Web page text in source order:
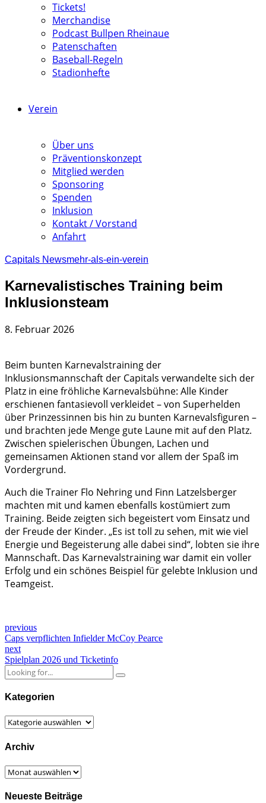
Tickets!
Merchandise
Podcast Bullpen Rheinaue
Patenschaften
Baseball-Regeln
Stadionhefte
Verein
Über uns
Präventionskonzept
Mitglied werden
Sponsoring
Spenden
Inklusion
Kontakt / Vorstand
Anfahrt
Capitals Newsmehr-als-ein-verein
Karnevalistisches Training beim
Inklusionsteam
8. Februar 2026
Beim bunten Karnevalstraining der
Inklusionsmannschaft der Capitals verwandelte sich der
Platz in eine fröhliche Karnevalsbühne: Alle Kinder
erschienen fantasievoll verkleidet – von Superhelden
über Prinzessinnen bis hin zu bunten Karnevalsfiguren –
und brachten jede Menge gute Laune mit auf den Platz.
Zwischen spielerischen Übungen, Lachen und
gemeinsamen Aktionen stand vor allem der Spaß im
Vordergrund.
Auch die Trainer Flo Nehring und Finn Latzelsberger
machten mit und kamen ebenfalls kostümiert zum
Training. Beide zeigten sich begeistert vom Einsatz und
der Freude der Kinder. „Es ist toll zu sehen, mit wie viel
Energie und Begeisterung alle dabei sind“, lobten sie ihre
Mannschaft. Das Karnevalstraining war damit ein voller
Erfolg und ein schönes Beispiel für gelebte Inklusion und
Teamgeist.
previous
Caps verpflichten Infielder McCoy Pearce
next
Spielplan 2026 und Ticketinfo
Kategorien
Kategorien
Archiv
Archiv
Neueste Beiträge